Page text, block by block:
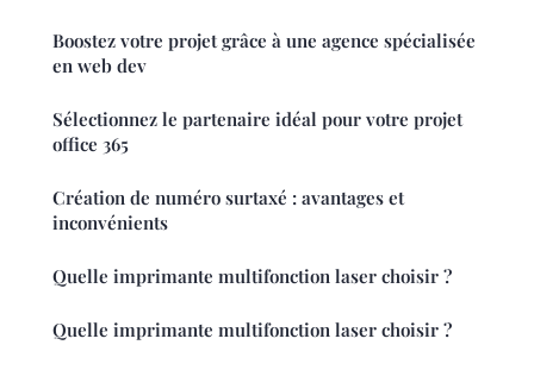
Boostez votre projet grâce à une agence spécialisée
en web dev
Sélectionnez le partenaire idéal pour votre projet
office 365
Création de numéro surtaxé : avantages et
inconvénients
Quelle imprimante multifonction laser choisir ?
Quelle imprimante multifonction laser choisir ?